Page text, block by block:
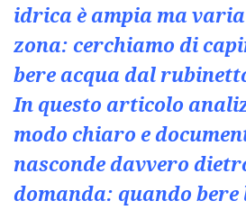
idrica è ampia ma
zona: cerchiamo di
bere acqua dal
In questo articolo
modo chiaro e
nasconde davvero
domanda: quando bere